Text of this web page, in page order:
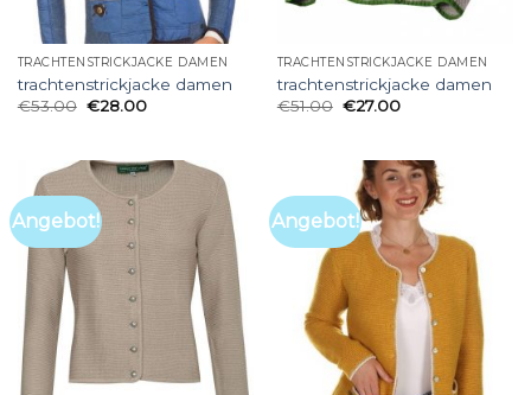
TRACHTENSTRICKJACKE DAMEN
trachtenstrickjacke damen
€53.00 €28.00
TRACHTENSTRICKJACKE DAMEN
trachtenstrickjacke damen
€51.00 €27.00
Angebot! Angebot!